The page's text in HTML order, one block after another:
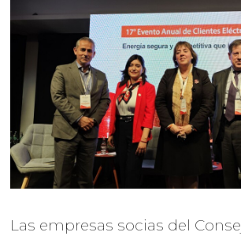
Las empresas socias del